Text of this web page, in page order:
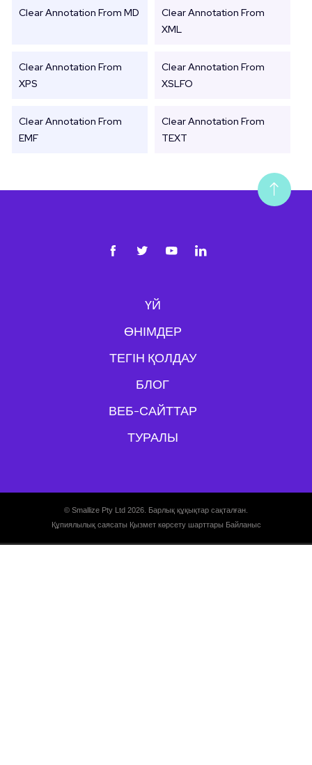
Clear Annotation From MD
Clear Annotation From
XML
Clear Annotation From
XPS
Clear Annotation From
XSLFO
Clear Annotation From
EMF
Clear Annotation From
TEXT
ҮЙ
ӨНІМДЕР
ТЕГІН ҚОЛДАУ
БЛОГ
ВЕБ-САЙТТАР
ТУРАЛЫ
© Smallize Pty Ltd 2026. Барлық құқықтар сақталған.
Құпиялылық саясаты Қызмет көрсету шарттары Байланыс